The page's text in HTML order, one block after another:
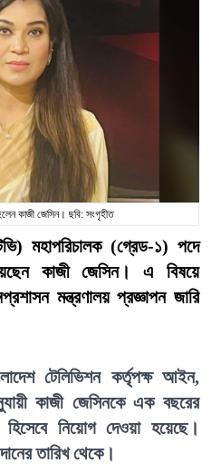
কাজী জেসিন। ছবি: সংগৃহীত
মহাপরিচালক (গ্রেড-১) পদে
কাজী জেসিন। এ বিষয়ে
মন্ত্রণালয় প্রজ্ঞাপন জারি
টেলিভিশন কর্তৃপক্ষ আইন,
কাজী জেসিনকে এক বছরের
হিসেবে নিয়োগ দেওয়া হয়েছে।
তারিখ থেকে।